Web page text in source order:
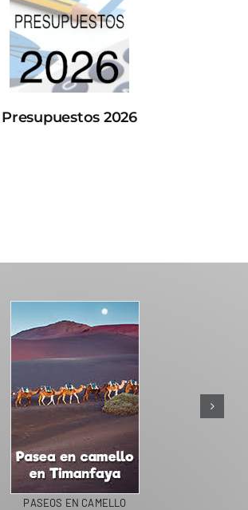
Presupuestos 2026
PASEOS EN CAMELLO